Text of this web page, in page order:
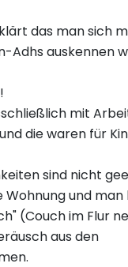
das man sich
Adhs auskennen
mit
die waren für
sind nicht
Wohnung und
(Couch im Flur
aus den